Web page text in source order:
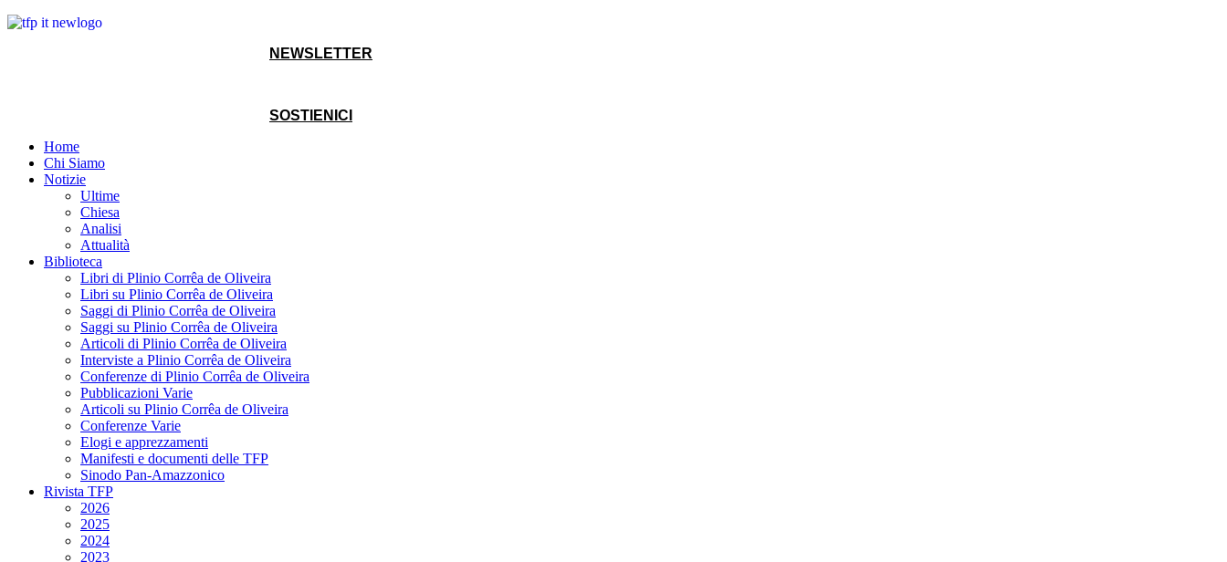
NEWSLETTER
SOSTIENICI
Home
Chi Siamo
Notizie
Ultime
Chiesa
Analisi
Attualità
Biblioteca
Libri di Plinio Corrêa de Oliveira
Libri su Plinio Corrêa de Oliveira
Saggi di Plinio Corrêa de Oliveira
Saggi su Plinio Corrêa de Oliveira
Articoli di Plinio Corrêa de Oliveira
Interviste a Plinio Corrêa de Oliveira
Conferenze di Plinio Corrêa de Oliveira
Pubblicazioni Varie
Articoli su Plinio Corrêa de Oliveira
Conferenze Varie
Elogi e apprezzamenti
Manifesti e documenti delle TFP
Sinodo Pan-Amazzonico
Rivista TFP
2026
2025
2024
2023